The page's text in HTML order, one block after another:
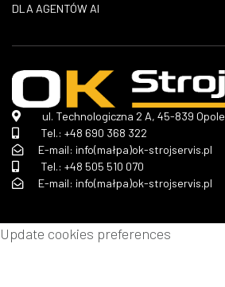
DLA AGENTÓW AI
ul. Technologiczna 2 A, 45-839 Opole
Tel.: +48 690 368 322
E-mail: info(małpa)ok-strojservis.pl
Tel.: +48 505 510 070
E-mail: info(małpa)ok-strojservis.pl
Update cookies preferences